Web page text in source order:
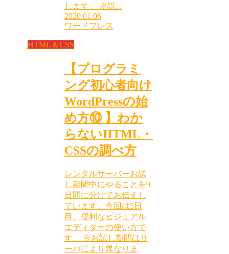
します。 ※説...
2020.01.06
ワードプレス
HTML＆CSS
【プログラミ
ング初心者向け
WordPressの始
め方⑩ 】わか
らないHTML・
CSSの調べ方
レンタルサーバーお試
し期間中にやることを9
日間に分けてお伝えし
ています。今回は5日
目、便利なビジュアル
エディターの使い方で
す。 ※お試し期間はサ
ーバにより異なりま